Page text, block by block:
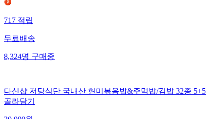
717적립
무료배송
8,324명구매중
다신샵 저당식단 국내산 현미볶음밥&주먹밥/김밥 32종 5+5
골라담기